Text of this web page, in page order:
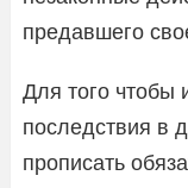
предавшего
Для того чтобы
последствия в
прописать